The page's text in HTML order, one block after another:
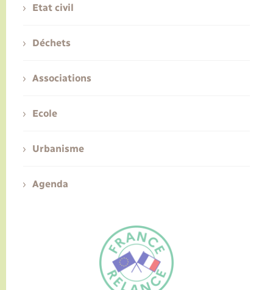
FR
Etat civil
Déchets
Associations
Ecole
Urbanisme
Agenda